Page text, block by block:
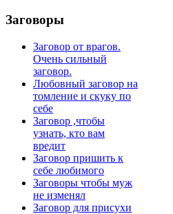
Заговоры
Заговор от врагов.
Очень сильный
заговор.
Любовный заговор на
томление и скуку по
себе
Заговор ,чтобы
узнать, кто вам
вредит
Заговор пришить к
себе любимого
Заговоры чтобы муж
не изменял
Заговор для присухи